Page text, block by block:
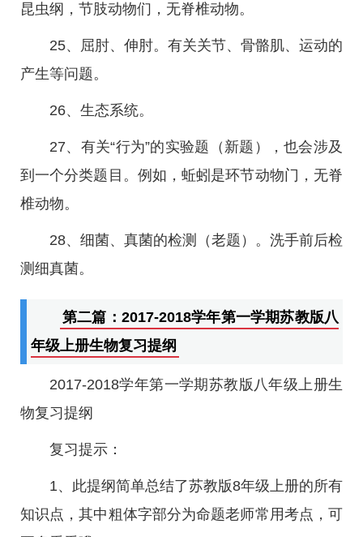
昆虫纲，节肢动物们，无脊椎动物。
25、屈肘、伸肘。有关关节、骨骼肌、运动的
产生等问题。
26、生态系统。
27、有关“行为”的实验题（新题），也会涉及
到一个分类题目。例如，蚯蚓是环节动物门，无脊
椎动物。
28、细菌、真菌的检测（老题）。洗手前后检
测细真菌。
第二篇：2017-2018学年第一学期苏教版八
年级上册生物复习提纲
2017-2018学年第一学期苏教版八年级上册生
物复习提纲
复习提示：
1、此提纲简单总结了苏教版8年级上册的所有
知识点，其中粗体字部分为命题老师常用考点，可